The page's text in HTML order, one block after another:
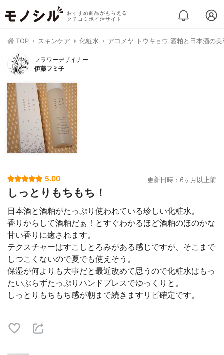
おすすめ商品がもらえる
クチコミポイ活サイト
TOP スキンケア 化粧水 アコメヤ トウキョウ 酒粕と日本酒の
フラワーデザイナー
伊藤フミ子
5.00 更新日時：6ヶ月以上前
しっとりもちもち！
日本酒と酒粕がたっぷり使われている珍しい化粧水。
香りからして酒粕だぁ！とすぐわかるほど酒粕のほのかな
甘い香りに癒されます。
テクスチャーはすこしとろみがある感じですが、そこまで
しつこくないので夏でも使えそう。
保湿が何よりも大事だと最近改めて思うので化粧水はもっ
たいぶらずたっぷりハンドプレスでゆっくりと。
しっとりもちもち感が朝まで続きますリピ確定です。